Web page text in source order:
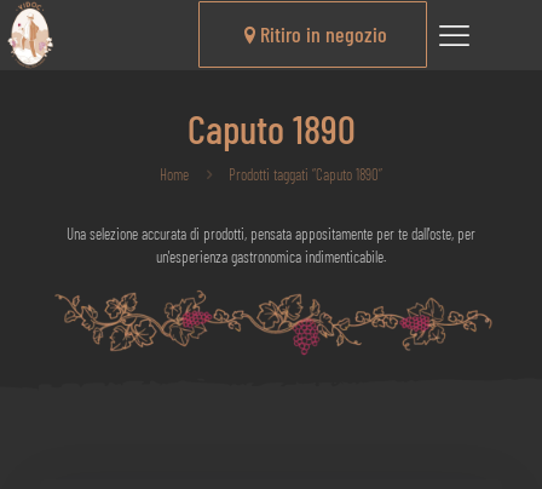
Ritiro in negozio
Caputo 1890
Home Prodotti taggati “Caputo 1890”
Una selezione accurata di prodotti, pensata appositamente per te dall'oste, per
un'esperienza gastronomica indimenticabile.